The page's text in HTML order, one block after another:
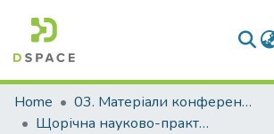
Communities & Collections
All of DSpace
Home
03. Матеріали конференцій та семінарів
Щорічна науково-практична конференція «Тиждень науки»